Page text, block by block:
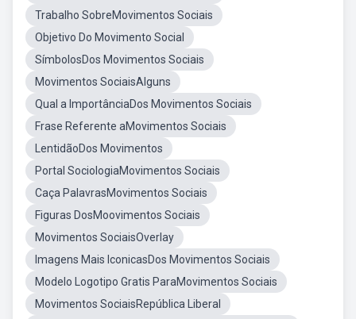
Trabalho SobreMovimentos Sociais
Objetivo Do Movimento Social
SímbolosDos Movimentos Sociais
Movimentos SociaisAlguns
Qual a ImportânciaDos Movimentos Sociais
Frase Referente aMovimentos Sociais
LentidãoDos Movimentos
Portal SociologiaMovimentos Sociais
Caça PalavrasMovimentos Sociais
Figuras DosMoovimentos Sociais
Movimentos SociaisOverlay
Imagens Mais IconicasDos Movimentos Sociais
Modelo Logotipo Gratis ParaMovimentos Sociais
Movimentos SociaisRepública Liberal